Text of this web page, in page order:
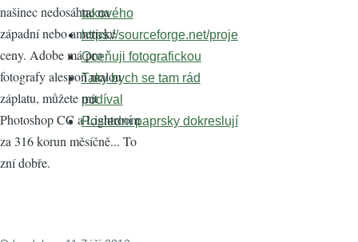
našinec nedosáhne na
západní nebo americké
ceny. Adobe má pro
fotografy alespoň malou
záplatu, můžete mít
Photoshop CC a Lightroom
za 316 korun měsíčně... To
zní dobře.
takového
https://sourceforge.net/proje
Oceňuji fotografickou
Taky bych se tam rád
podíval
Poslední paprsky dokreslují